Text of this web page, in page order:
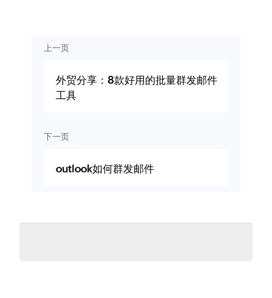
上一页
外贸分享：8款好用的批量群发邮件
工具
下一页
outlook如何群发邮件